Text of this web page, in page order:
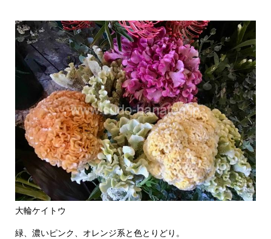
大輪ケイトウ
緑、濃いピンク、オレンジ系と色とりどり。